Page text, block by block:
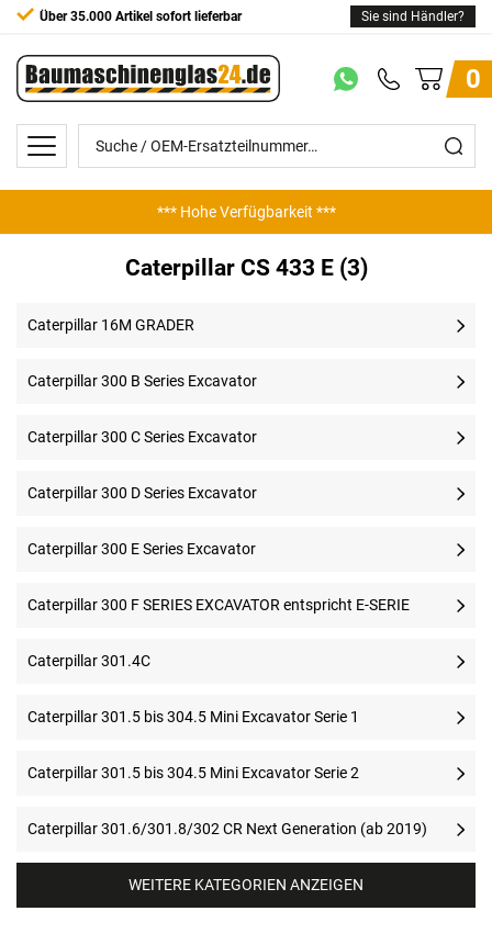
Über 35.000 Artikel sofort lieferbar Sie sind Händler?
0
*** Hohe Verfügbarkeit ***
Caterpillar CS 433 E (3)
Caterpillar 16M GRADER
Caterpillar 300 B Series Excavator
Caterpillar 300 C Series Excavator
Caterpillar 300 D Series Excavator
Caterpillar 300 E Series Excavator
Caterpillar 300 F SERIES EXCAVATOR entspricht E-SERIE
Caterpillar 301.4C
Caterpillar 301.5 bis 304.5 Mini Excavator Serie 1
Caterpillar 301.5 bis 304.5 Mini Excavator Serie 2
Caterpillar 301.6/301.8/302 CR Next Generation (ab 2019)
WEITERE KATEGORIEN ANZEIGEN